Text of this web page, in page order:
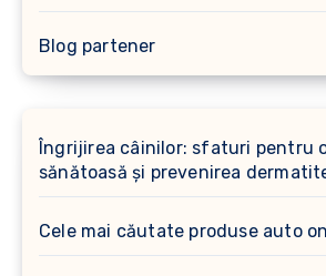
Blog partener
Îngrijirea câinilor: sfaturi pentru
sănătoasă și prevenirea
Cele mai căutate produse auto